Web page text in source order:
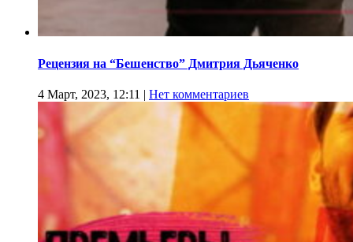
Рецензия на “Бешенство” Дмитрия Дьяченко
4 Март, 2023, 12:11 | Нет комментариев